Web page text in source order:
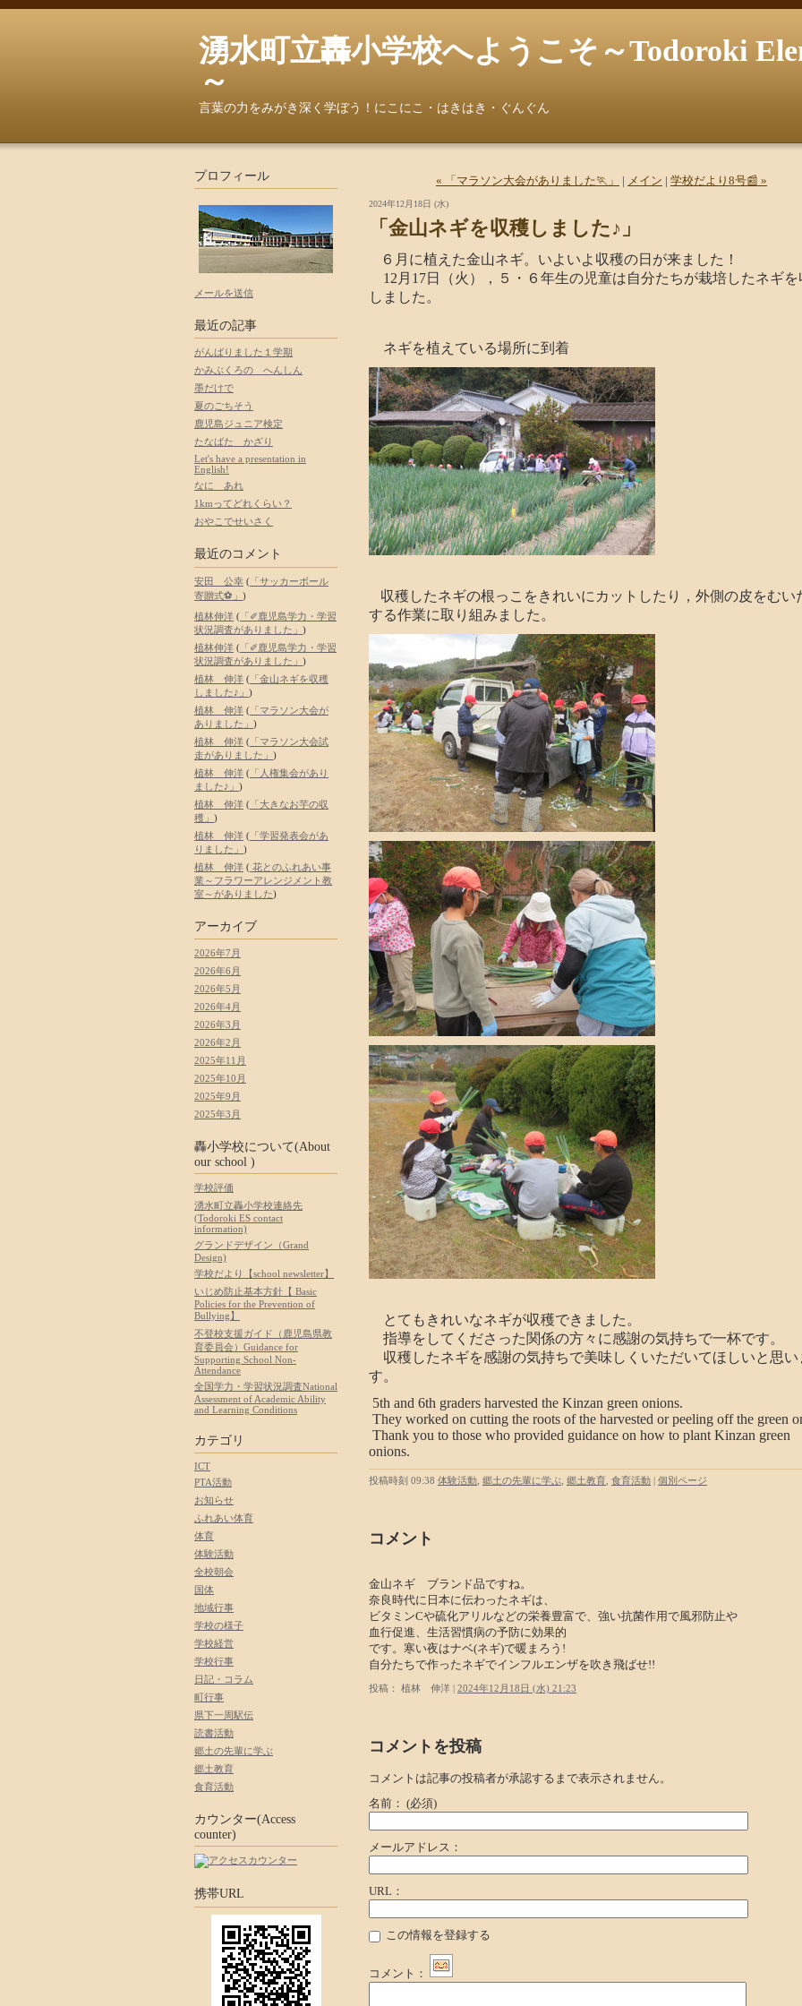
湧水町立轟小学校へようこそ～Todoroki
～
言葉の力をみがき深く学ぼう！にこにこ・はきはき・ぐんぐん
プロフィール
メールを送信
最近の記事
がんばりました１学期
かみぶくろの へんしん
墨だけで
夏のごちそう
鹿児島ジュニア検定
たなばた かざり
Let's have a presentation in
English!
なに あれ
1kmってどれくらい？
おやこでせいさく
最近のコメント
安田 公幸 ( 「サッカーボール
寄贈式⚽」 )
植林伸洋 ( 「✐鹿児島学力・学習
状況調査がありました」 )
植林伸洋 ( 「✐鹿児島学力・学習
状況調査がありました」 )
植林 伸洋 ( 「金山ネギを収穫
しました♪」 )
植林 伸洋 ( 「マラソン大会が
ありました」 )
植林 伸洋 ( 「マラソン大会試
走がありました」 )
植林 伸洋 ( 「人権集会があり
ました♪」 )
植林 伸洋 ( 「大きなお芋の収
穫」 )
植林 伸洋 ( 「学習発表会があ
りました」 )
植林 伸洋 ( 花とのふれあい事
業～フラワーアレンジメント教
室～がありました)
アーカイブ
2026年7月
2026年6月
2026年5月
2026年4月
2026年3月
2026年2月
2025年11月
2025年10月
2025年9月
2025年3月
轟小学校について(About
our school )
学校評価
湧水町立轟小学校連絡先
(Todoroki ES contact
information)
グランドデザイン（Grand
Design)
学校だより【school newsletter】
いじめ防止基本方針【 Basic
Policies for the Prevention of
Bullying】
不登校支援ガイド（鹿児島県教
育委員会）Guidance for
Supporting School Non-
Attendance
全国学力・学習状況調査National
Assessment of Academic Ability
and Learning Conditions
カテゴリ
ICT
PTA活動
お知らせ
ふれあい体育
体育
体験活動
全校朝会
国体
地域行事
学校の様子
学校経営
学校行事
日記・コラム
町行事
県下一周駅伝
読書活動
郷土の先輩に学ぶ
郷土教育
食育活動
カウンター(Access
counter)
携帯URL
« 「マラソン大会がありました🏃」 | メイン | 学校だより8号📰 »
2024年12月18日 (水)
「金山ネギを収穫しました♪」
６月に植えた金山ネギ。いよいよ収穫の日が来ました！
12月17日（火），５・６年生の児童は自分たちが栽培したネギを
しました。
ネギを植えている場所に到着
収穫したネギの根っこをきれいにカットしたり，外側の皮をむい
する作業に取り組みました。
とてもきれいなネギが収穫できました。
指導をしてくださった関係の方々に感謝の気持ちで一杯です。
収穫したネギを感謝の気持ちで美味しくいただいてほしいと思い
す。
5th and 6th graders harvested the Kinzan green onions.
They worked on cutting the roots of the harvested or peeling off the green
Thank you to those who provided guidance on how to plant Kinzan green
onions.
投稿時刻 09:38 体験活動 郷土の先輩に学ぶ 郷土教育 食育活動 | 個別ページ
コメント
金山ネギ ブランド品ですね。
奈良時代に日本に伝わったネギは、
ビタミンCや硫化アリルなどの栄養豊富で、強い抗菌作用で風邪防止や
血行促進、生活習慣病の予防に効果的
です。寒い夜はナベ(ネギ)で暖まろう!
自分たちで作ったネギでインフルエンザを吹き飛ばせ!!
投稿： 植林 伸洋 | 2024年12月18日 (水) 21:23
コメントを投稿
コメントは記事の投稿者が承認するまで表示されません。
名前： (必須)
メールアドレス：
URL：
この情報を登録する
コメント：